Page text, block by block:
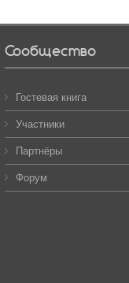
Сообщество
Гостевая книга
Участники
Партнёры
Форум